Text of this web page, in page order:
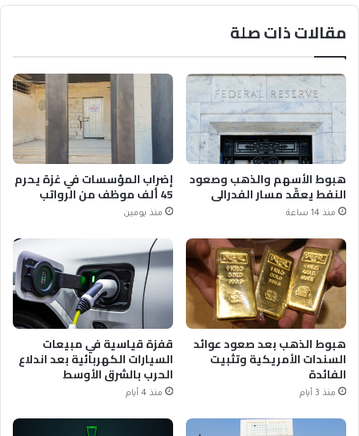
مقالات ذات صلة
هبوط الأسهم والذهب وصعود
النفط يعقّد مسار الفدرالي
منذ 14 ساعة
إضراب المؤسسات في غزة يحرم
45 ألف موظف من الرواتب
منذ يومين
هبوط الذهب بعد صعود عوائد
السندات الأمريكية وتثبيت
الفائدة
منذ 3 أيام
قفزة قياسية في مبيعات
السيارات الكهربائية بعد اندلاع
الحرب بالشرق الأوسط
منذ 4 أيام